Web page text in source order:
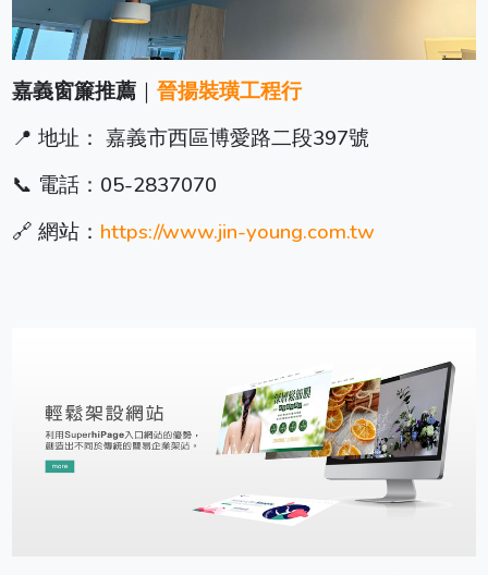
嘉義窗簾推薦 ｜晉揚裝璜工程行
📍 地址： 嘉義市西區博愛路二段397號
📞 電話：05-2837070
🔗 網站： https://www.jin-young.com.tw